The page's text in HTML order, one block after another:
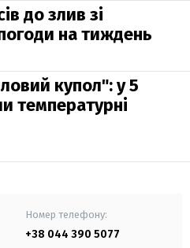
до злив зі
на тиждень
купол": у 5
температурні
Номер телефону:
+38 044 390 5077